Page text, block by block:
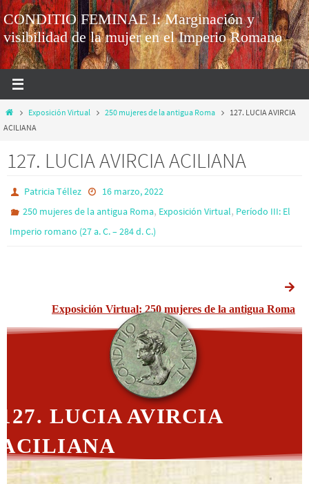
CONDITIO FEMINAE I: Marginación y
visibilidad de la mujer en el Imperio Romano
Exposición Virtual 250 mujeres de la antigua Roma
127. LUCIA AVIRCIA
ACILIANA
127. LUCIA AVIRCIA ACILIANA
Patricia Téllez
16 marzo, 2022
250 mujeres de la antigua Roma, Exposición Virtual, Período III: El
Imperio romano (27 a. C. – 284 d. C.)
Exposición Virtual: 250 mujeres de la antigua Roma
127. LUCIA AVIRCIA
ACILIANA